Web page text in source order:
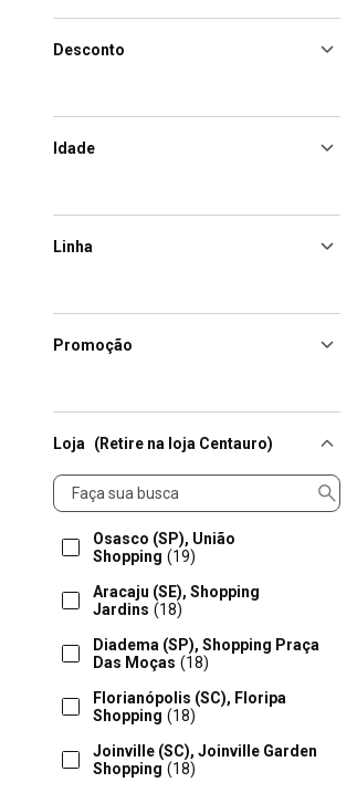
Desconto
Idade
Linha
Promoção
Loja (Retire na loja Centauro)
Loja
Osasco (SP), União
Shopping (19)
Aracaju (SE), Shopping
Jardins (18)
Diadema (SP), Shopping Praça
Das Moças (18)
Florianópolis (SC), Floripa
Shopping (18)
Joinville (SC), Joinville Garden
Shopping (18)